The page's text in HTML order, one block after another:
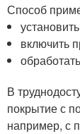
Способ
включить
В
покрытие с
например, с